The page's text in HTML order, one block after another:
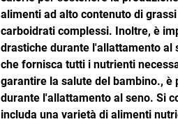
alimenti ad alto contenuto di
carboidrati complessi. Inoltre, è
drastiche durante l'allattamento al
che fornisca tutti i nutrienti
garantire la salute del bambino., è
durante l'allattamento al seno. Si
includa una varietà di alimenti